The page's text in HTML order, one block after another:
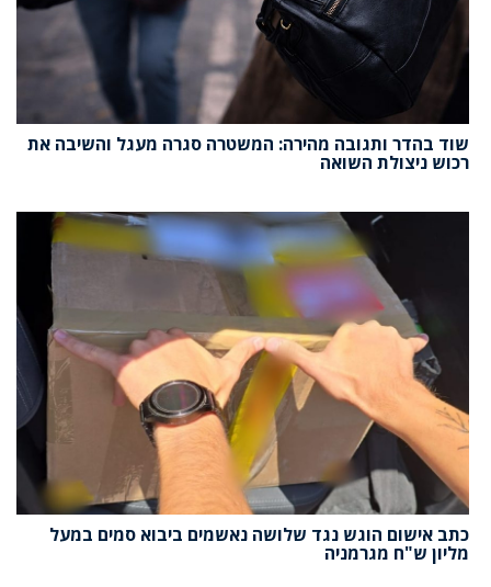
שוד בהדר ותגובה מהירה: המשטרה סגרה מעגל והשיבה את
רכוש ניצולת השואה
כתב אישום הוגש נגד שלושה נאשמים ביבוא סמים במעל
מליון ש"ח מגרמניה